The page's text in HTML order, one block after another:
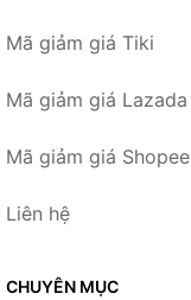
Mã giảm giá Tiki
Mã giảm giá Lazada
Mã giảm giá Shopee
Liên hệ
CHUYÊN MỤC